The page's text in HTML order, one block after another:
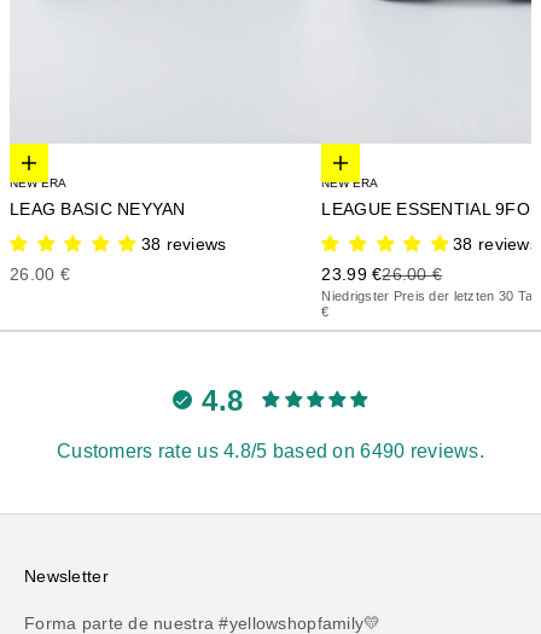
Elige opciones
NEW ERA
LEAG BASIC NEYYAN
38 reviews
Precio de oferta
26.00 €
Elige opciones
NEW ERA
38 reviews
Precio de oferta
23.99 €Precio anterior
26.00 €
Niedrigster Preis der letzten 30
€
4.8
Customers rate us 4.8/5 based on 6490 reviews.
Newsletter
Forma parte de nuestra #yellowshopfamily💛